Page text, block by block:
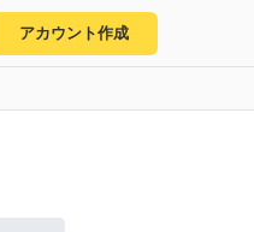
アカウント作成